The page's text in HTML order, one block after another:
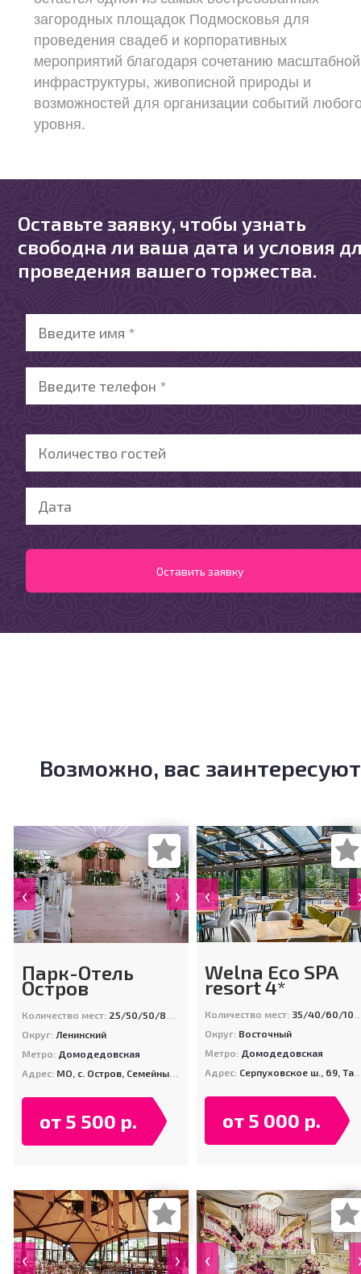
загородных площадок Подмосковья для
проведения свадеб и корпоративных
мероприятий благодаря сочетанию масштабной
инфраструктуры, живописной природы и
возможностей для организации событий
уровня.
Оставьте заявку, чтобы узнать
свободна ли ваша дата и условия
проведения вашего торжества.
Возможно, вас заинтересуют
‹ ›
Парк-Отель
Остров
Количество мест: 25/50/50/80/120/500
Округ: Ленинский
Метро: Домодедовская
Адрес: МО, с. Остров, Семейный Клуб Остров (10 км. от МКАД по Каширскому шоссе)
от 5 500 р.
‹
Welna Eco SPA
resort 4*
Количество мест: 35/40/60/100/150/500
Округ: Восточный
Метро: Домодедовская
Адрес: Серпуховское ш., 69, Таруса
от 5 000 р.
‹ › ‹